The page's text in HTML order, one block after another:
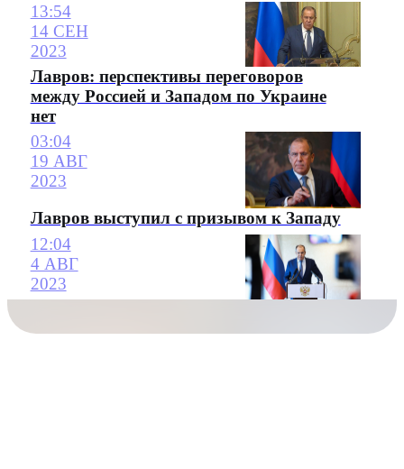
13:54
14 СЕН
2023
Лавров: перспективы переговоров
между Россией и Западом по Украине
нет
03:04
19 АВГ
2023
Лавров выступил с призывом к Западу
12:04
4 АВГ
2023